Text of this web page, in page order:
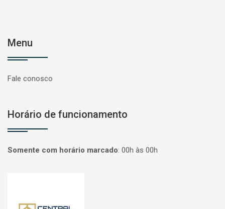
Menu
Fale conosco
Horário de funcionamento
Somente com horário marcado: 00h às 00h